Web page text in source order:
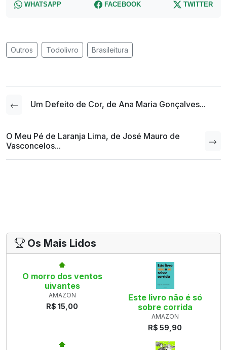
WHATSAPP FACEBOOK TWITTER
Outros Todolivro Brasileitura
Um Defeito de Cor, de Ana Maria Gonçalves...
O Meu Pé de Laranja Lima, de José Mauro de
Vasconcelos...
Os Mais Lidos
O morro dos ventos
uivantes
AMAZON
R$ 15,00
Este livro não é só
sobre corrida
AMAZON
R$ 59,90